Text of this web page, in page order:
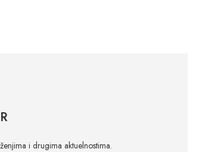
i drugima aktuelnostima.